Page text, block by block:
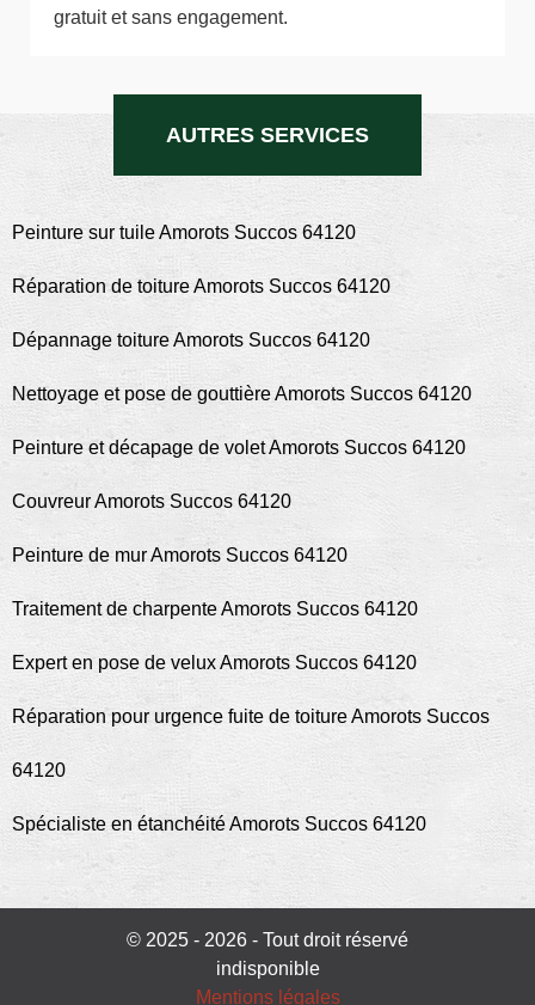
gratuit et sans engagement.
AUTRES SERVICES
Peinture sur tuile Amorots Succos 64120
Réparation de toiture Amorots Succos 64120
Dépannage toiture Amorots Succos 64120
Nettoyage et pose de gouttière Amorots Succos 64120
Peinture et décapage de volet Amorots Succos 64120
Couvreur Amorots Succos 64120
Peinture de mur Amorots Succos 64120
Traitement de charpente Amorots Succos 64120
Expert en pose de velux Amorots Succos 64120
Réparation pour urgence fuite de toiture Amorots Succos
64120
Spécialiste en étanchéité Amorots Succos 64120
© 2025 - 2026 - Tout droit réservé
indisponible
Mentions légales